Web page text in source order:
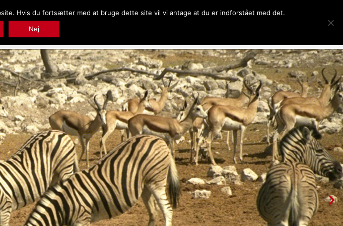
Conservation And Donation
Hvis du fortsætter med at bruge dette site vil vi antage at du er indforstået med det.
Nej